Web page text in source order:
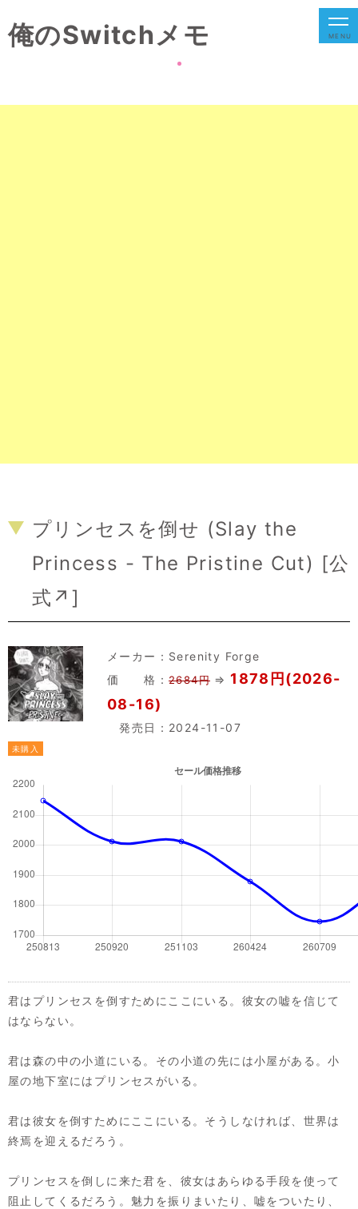
俺のSwitchメモ MENU
プリンセスを倒せ (Slay the
Princess - The Pristine Cut) [公
式↗ ]
メーカー： Serenity Forge
価 格： 2684円 ⇒ 1878円(2026-
08-16)
発売日：2024-11-07
未購入
君はプリンセスを倒すためにここにいる。彼女の嘘を信じて
はならない。
君は森の中の小道にいる。その小道の先には小屋がある。小
屋の地下室にはプリンセスがいる。
君は彼女を倒すためにここにいる。そうしなければ、世界は
終焉を迎えるだろう。
プリンセスを倒しに来た君を、彼女はあらゆる手段を使って
阻止してくるだろう。魅力を振りまいたり、嘘をついたり、